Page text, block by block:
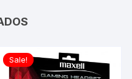
Sale!